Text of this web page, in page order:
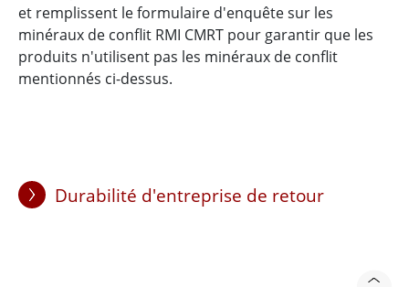
et remplissent le formulaire d'enquête sur les
minéraux de conflit RMI CMRT pour garantir que les
produits n'utilisent pas les minéraux de conflit
mentionnés ci-dessus.
Durabilité d'entreprise de retour